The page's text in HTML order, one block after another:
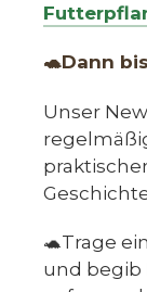
🐢Dann
Unser
🐢Trage
und begib